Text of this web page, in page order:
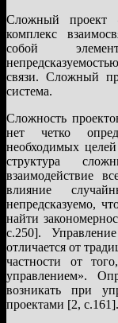
Сложный проект
комплекс
собой
связи. Сложный
система.
Сложность
нет четко
необходимых
структура
взаимодействие
влияние
непредсказуемо,
найти
с.250].
отличается от
частности от
управлением».
возникать при
проектами [2, с.161].